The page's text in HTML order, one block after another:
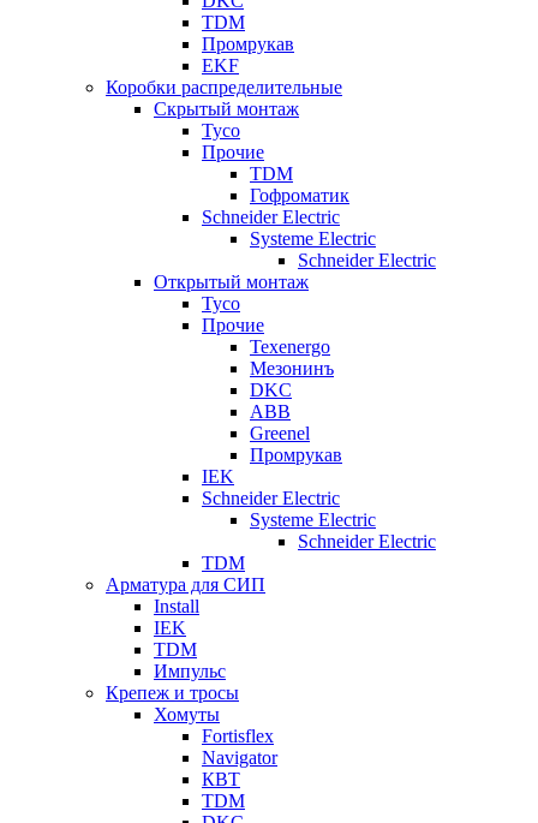
TDM
Промрукав
EKF
Коробки распределительные
Скрытый монтаж
Tyco
Прочие
TDM
Гофроматик
Schneider Electric
Systeme Electric
Schneider Electric
Открытый монтаж
Tyco
Прочие
Texenergo
Мезонинъ
DKC
ABB
Greenel
Промрукав
IEK
Schneider Electric
Systeme Electric
Schneider Electric
TDM
Арматура для СИП
Install
IEK
TDM
Импульс
Крепеж и тросы
Хомуты
Fortisflex
Navigator
КВТ
TDM